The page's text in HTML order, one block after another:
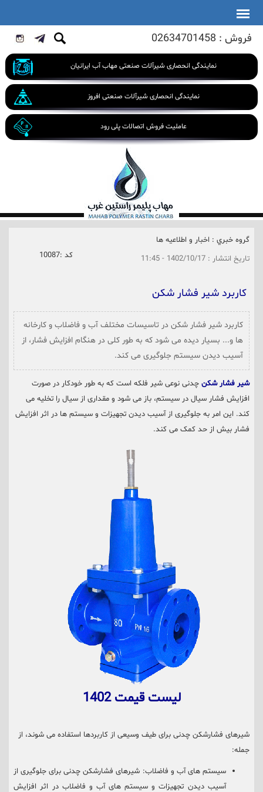
فروش : 02634701458
نمایندگی انحصاری شیرآلات صنعتی مهاب آب ایرانیان
نمایندگی انحصاری شیرآلات صنعتی افروز
عاملیت فروش اتصالات پلی رود
گروه خبري : اخبار و اطلاعیه ها
تاريخ انتشار :1402/10/17 - 11:45 كد :10087
کاربرد شیر فشار شکن
کاربرد شیر فشار شکن در تاسیسات مختلف آب و فاضلاب و کارخانه
ها و... بسیار دیده می شود که به طور کلی در هنگام افزایش فشار، از
آسیب دیدن سیستم جلوگیری می کند.
شیر فشار شکن چدنی نوعی شیر فلکه است که به طور خودکار در صورت
افزایش فشار سیال در سیستم، باز می شود و مقداری از سیال را تخلیه می
کند. این امر به جلوگیری از آسیب دیدن تجهیزات و سیستم ها در اثر افزایش
فشار بیش از حد کمک می کند.
لیست قیمت 1402
شیرهای فشارشکن چدنی برای طیف وسیعی از کاربردها استفاده می شوند، از
جمله:
سیستم های آب و فاضلاب: شیرهای فشارشکن چدنی برای جلوگیری از
آسیب دیدن تجهیزات و سیستم های آب و فاضلاب در اثر افزایش